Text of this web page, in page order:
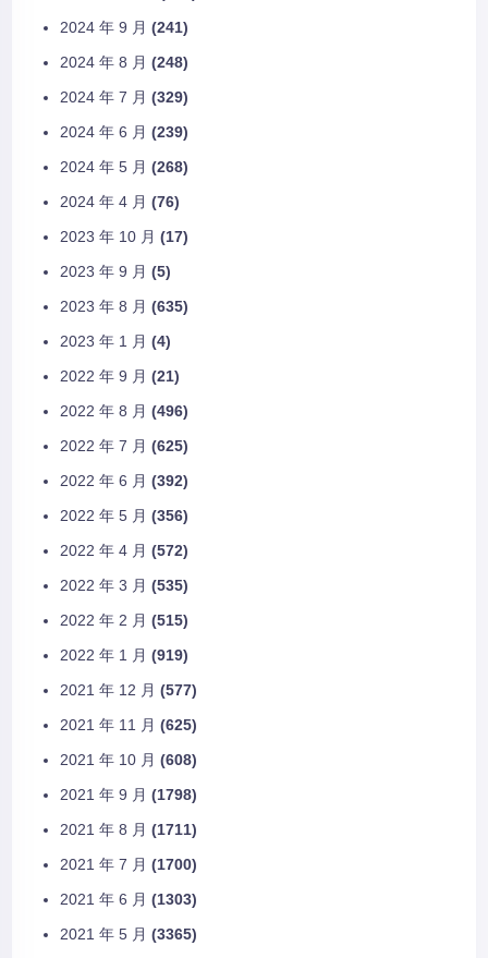
2024 年 9 月 (241)
2024 年 8 月 (248)
2024 年 7 月 (329)
2024 年 6 月 (239)
2024 年 5 月 (268)
2024 年 4 月 (76)
2023 年 10 月 (17)
2023 年 9 月 (5)
2023 年 8 月 (635)
2023 年 1 月 (4)
2022 年 9 月 (21)
2022 年 8 月 (496)
2022 年 7 月 (625)
2022 年 6 月 (392)
2022 年 5 月 (356)
2022 年 4 月 (572)
2022 年 3 月 (535)
2022 年 2 月 (515)
2022 年 1 月 (919)
2021 年 12 月 (577)
2021 年 11 月 (625)
2021 年 10 月 (608)
2021 年 9 月 (1798)
2021 年 8 月 (1711)
2021 年 7 月 (1700)
2021 年 6 月 (1303)
2021 年 5 月 (3365)